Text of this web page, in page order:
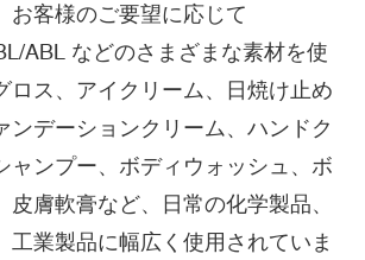
お客様のご要望に応じて
ABL などのさまざまな素材を使
ロス、アイクリーム、日焼け止め
ンデーションクリーム、ハンドク
ャンプー、ボディウォッシュ、ボ
皮膚軟膏など、日常の化学製品、
工業製品に幅広く使用されていま